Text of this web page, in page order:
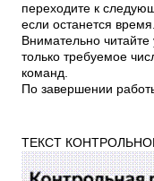
переходите к
если останется время.
Внимательно
только требуемое
команд.
По завершении
ТЕКСТ